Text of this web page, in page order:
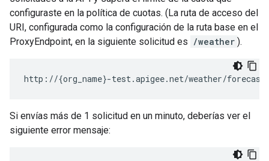
configuraste en la política de cuotas. (La ruta de acceso del
URI, configurada como la configuración de la ruta base en el
ProxyEndpoint, en la siguiente solicitud es /weather ).
http://{org_name}-test.apigee.net/weather/
Si envías más de 1 solicitud en un minuto, deberías ver el
siguiente error mensaje: